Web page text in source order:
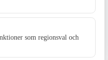
oss
som regionsval och